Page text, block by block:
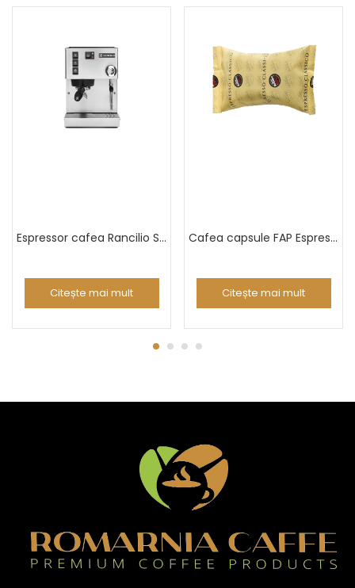
Espressor cafea Rancilio Silvia E
Citește mai mult
Cafea capsule FAP Espresso Classico
Citește mai mult